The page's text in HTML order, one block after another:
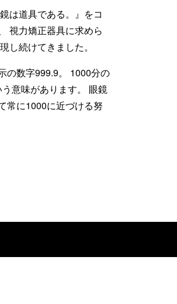
は道具である。』をコ
視力矯正器具に求めら
し続けてきました。
の数字999.9。 1000分の
意味があります。 眼鏡
常に1000に近づける努